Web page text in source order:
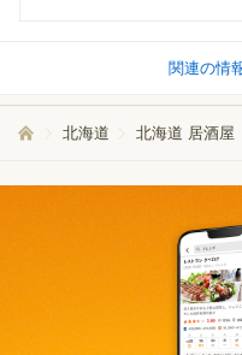
関連の情
北海道 北海道 居酒屋